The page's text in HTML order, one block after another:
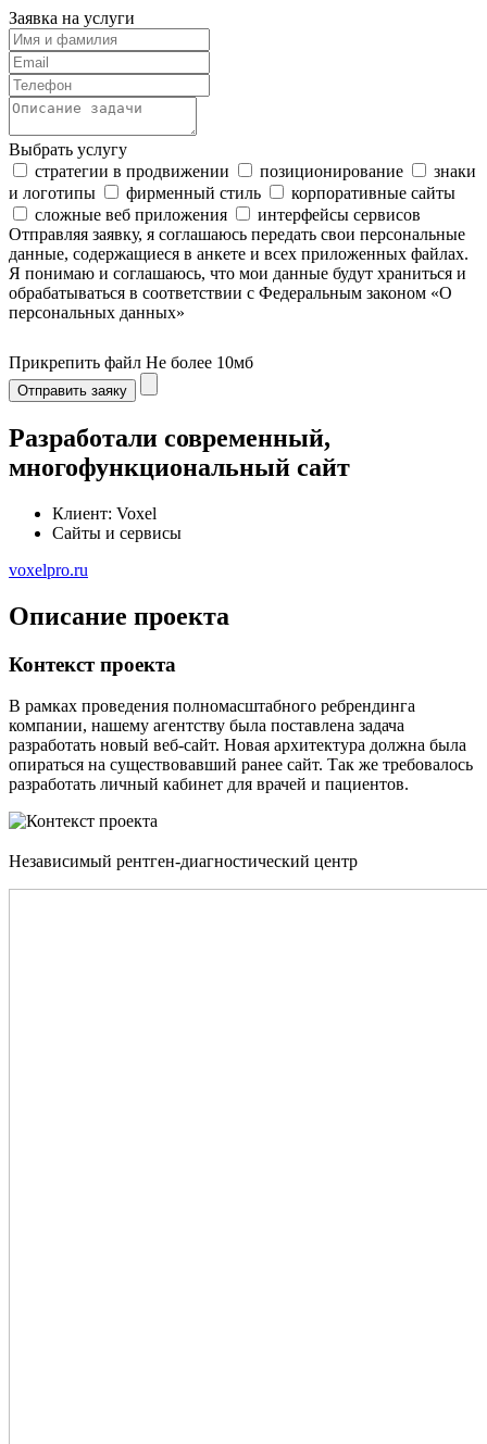
Заявка на услуги
Выбрать услугу
стратегии в продвижении
позиционирование
знаки
и логотипы
фирменный стиль
корпоративные сайты
сложные веб приложения
интерфейсы сервисов
Отправляя заявку, я соглашаюсь передать свои персональные
данные, содержащиеся в анкете и всех приложенных файлах.
Я понимаю и соглашаюсь, что мои данные будут храниться и
обрабатываться в соответствии с Федеральным законом «О
персональных данных»
Прикрепить файл Не более 10мб
Отправить заяку
Разработали современный,
многофункциональный сайт
Клиент: Voxel
Сайты и сервисы
voxelpro.ru
Описание проекта
Контекст проекта
В рамках проведения полномасштабного ребрендинга
компании, нашему агентству была поставлена задача
разработать новый веб-сайт. Новая архитектура должна была
опираться на существовавший ранее сайт. Так же требовалось
разработать личный кабинет для врачей и пациентов.
Независимый рентген-диагностический центр